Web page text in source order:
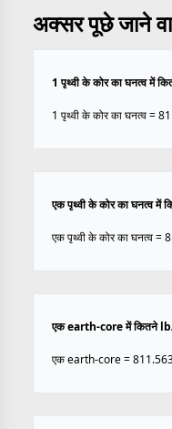
अक्सर पूछे जाने
1 पृथ्वी के कोर का घनत्व में
1 पृथ्वी के कोर का घनत्व =
एक पृथ्वी के कोर का घनत्व में
एक पृथ्वी के कोर का घनत्व =
एक earth-core में कितने
एक earth-core =